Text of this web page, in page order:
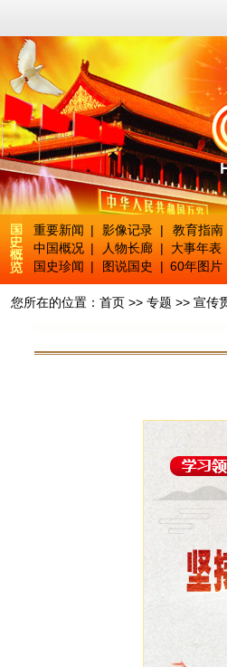
重要新闻 | 影像记录 |
教育指南
中国概况 | 人物长廊 |
大事年表
国史珍闻 | 图说国史 | 60年图片
您所在的位置： 首页 >> 专题 >> 宣传